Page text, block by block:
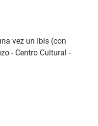
vez un Ibis (con
- Centro Cultural -